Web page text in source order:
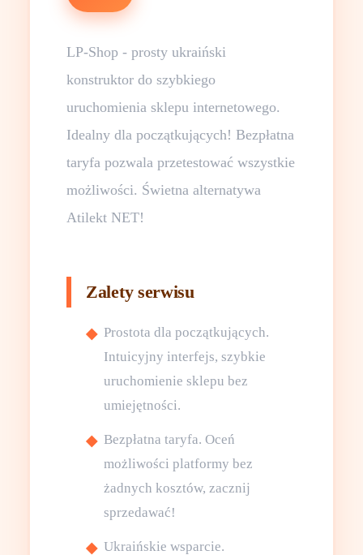
LP-Shop - prosty ukraiński
konstruktor do szybkiego
uruchomienia sklepu internetowego.
Idealny dla początkujących! Bezpłatna
taryfa pozwala przetestować wszystkie
możliwości. Świetna alternatywa
Atilekt NET!
Zalety serwisu
Prostota dla początkujących.
Intuicyjny interfejs, szybkie
uruchomienie sklepu bez
umiejętności.
Bezpłatna taryfa. Oceń
możliwości platformy bez
żadnych kosztów, zacznij
sprzedawać!
Ukraińskie wsparcie.